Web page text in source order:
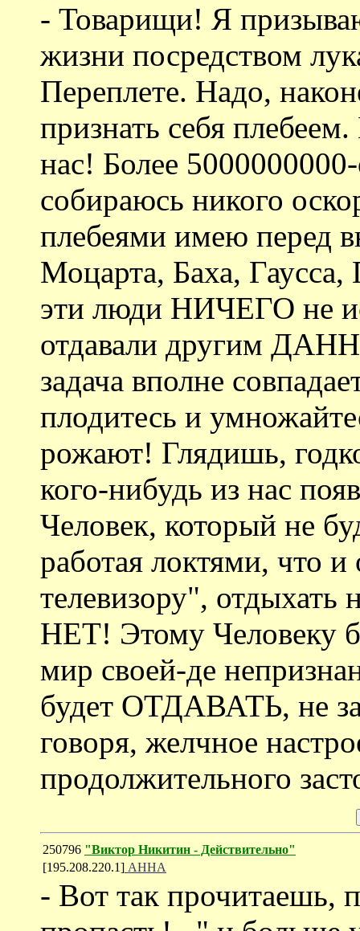
- Товарищи! Я
жизни посредством
Переплете. Надо,
признать себя
нас! Более
собираюсь никого
плебеями имею перед
Моцарта, Баха,
эти люди НИЧЕГО не
отдавали другим
задача вполне
плодитесь и
рожают! Глядишь,
кого-нибудь из нас
Человек, который не
работая локтями, что
телевизору", отдыхать
НЕТ! Этому Человеку
мир своей-де
будет ОТДАВАТЬ, не
говоря, желчное
продолжительного
250796 "Виктор Никитин - Действительно"
[195.208.220.1] АННА
- Вот так